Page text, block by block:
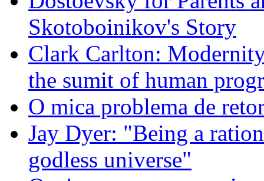
Skotoboinikov's Story
Clark Carlton:
the sumit of human
O mica problema de
Jay Dyer: "Being a
godless universe"